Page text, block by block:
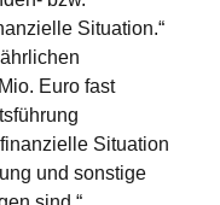
Situation.“
Euro fast
Situation
und sonstige